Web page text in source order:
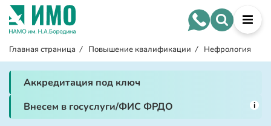
Главная страница / Повышение квалификации / Нефрология
Аккредитация под ключ
Внесем в госуслуги/ФИС ФРДО
i